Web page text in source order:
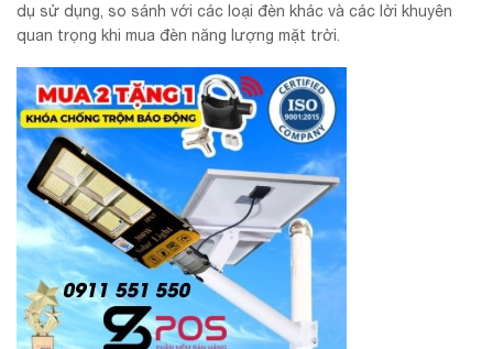
dụ sử dụng, so sánh với các loại đèn khác và các lời khuyên
quan trọng khi mua đèn năng lượng mặt trời.